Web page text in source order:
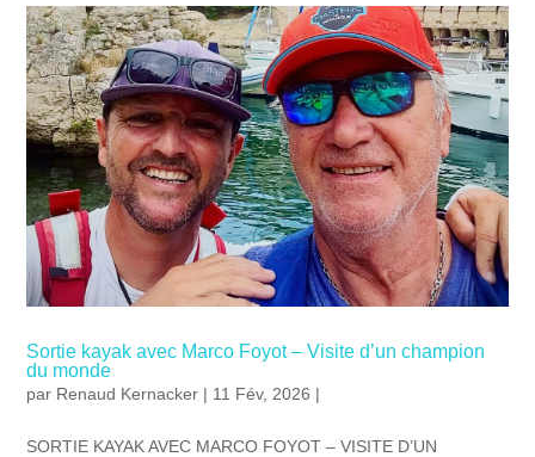
Sortie kayak avec Marco Foyot – Visite d’un champion
du monde
par Renaud Kernacker | 11 Fév, 2026 |
SORTIE KAYAK AVEC MARCO FOYOT – VISITE D’UN